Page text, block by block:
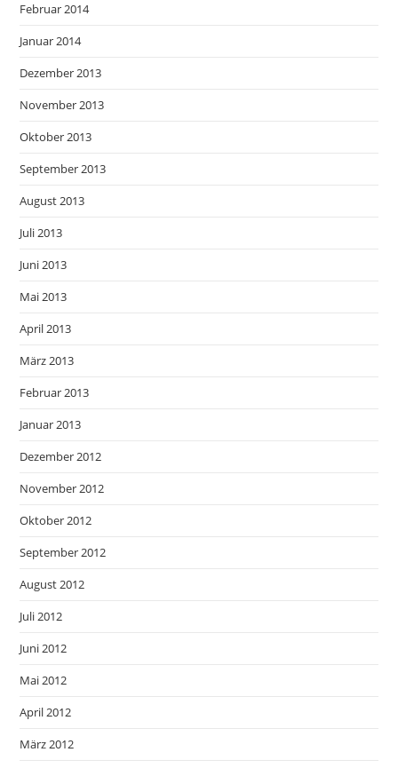
Februar 2014
Januar 2014
Dezember 2013
November 2013
Oktober 2013
September 2013
August 2013
Juli 2013
Juni 2013
Mai 2013
April 2013
März 2013
Februar 2013
Januar 2013
Dezember 2012
November 2012
Oktober 2012
September 2012
August 2012
Juli 2012
Juni 2012
Mai 2012
April 2012
März 2012